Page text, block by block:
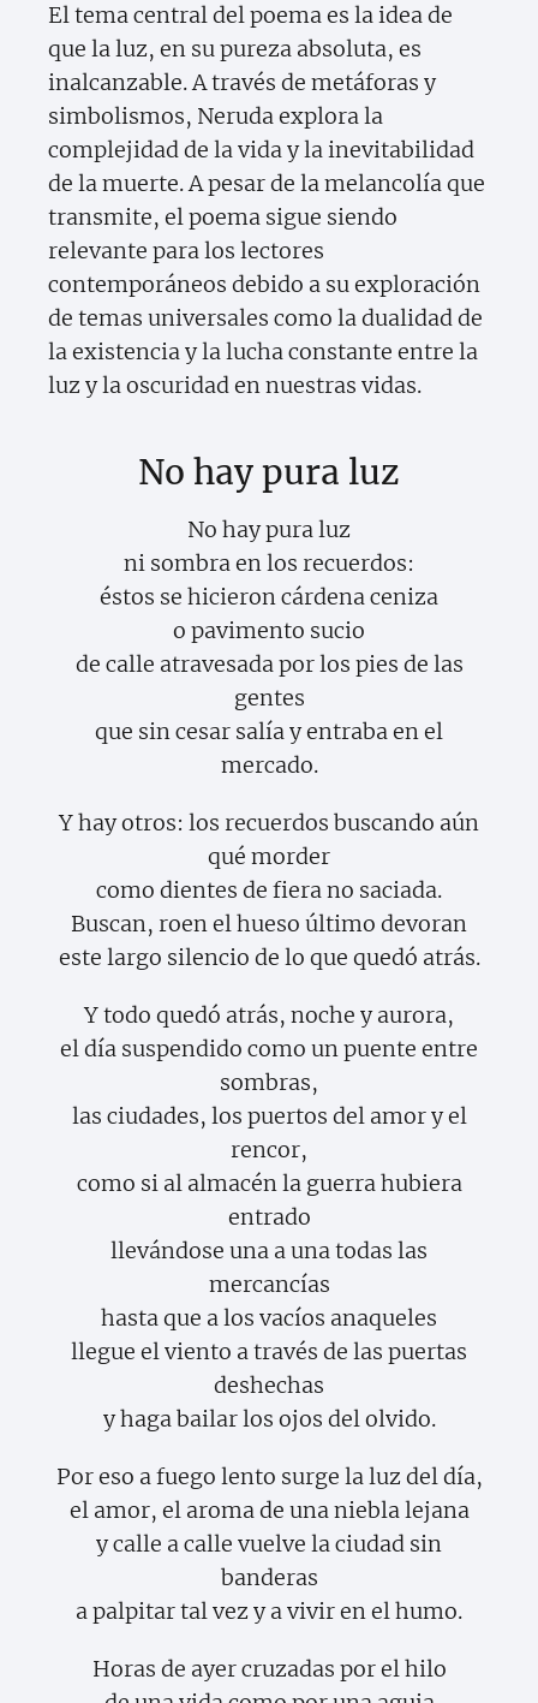
El tema central del poema es la idea de
que la luz, en su pureza absoluta, es
inalcanzable. A través de metáforas y
simbolismos, Neruda explora la
complejidad de la vida y la inevitabilidad
de la muerte. A pesar de la melancolía que
transmite, el poema sigue siendo
relevante para los lectores
contemporáneos debido a su exploración
de temas universales como la dualidad de
la existencia y la lucha constante entre la
luz y la oscuridad en nuestras vidas.
No hay pura luz
No hay pura luz
ni sombra en los recuerdos:
éstos se hicieron cárdena ceniza
o pavimento sucio
de calle atravesada por los pies de las
gentes
que sin cesar salía y entraba en el
mercado.
Y hay otros: los recuerdos buscando aún
qué morder
como dientes de fiera no saciada.
Buscan, roen el hueso último devoran
este largo silencio de lo que quedó atrás.
Y todo quedó atrás, noche y aurora,
el día suspendido como un puente entre
sombras,
las ciudades, los puertos del amor y el
rencor,
como si al almacén la guerra hubiera
entrado
llevándose una a una todas las
mercancías
hasta que a los vacíos anaqueles
llegue el viento a través de las puertas
deshechas
y haga bailar los ojos del olvido.
Por eso a fuego lento surge la luz del día,
el amor, el aroma de una niebla lejana
y calle a calle vuelve la ciudad sin
banderas
a palpitar tal vez y a vivir en el humo.
Horas de ayer cruzadas por el hilo